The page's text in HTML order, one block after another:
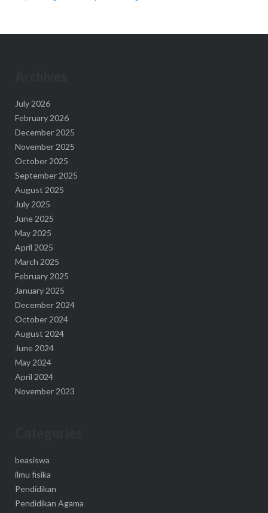
July 2026
February 2026
December 2025
November 2025
October 2025
September 2025
August 2025
July 2025
June 2025
May 2025
April 2025
March 2025
February 2025
January 2025
December 2024
October 2024
August 2024
June 2024
May 2024
April 2024
November 2023
beasiswa
ilmu fisika
Pendidikan
Pendidikan Agama